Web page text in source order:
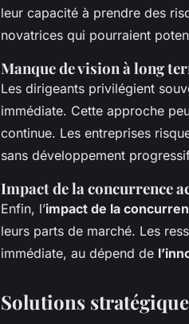
leur capacité à prendre des
novatrices qui pourraient
Manque de vision à long
Les dirigeants privilégient
immédiate. Cette approche
continue. Les entreprises
sans développement
Impact de la concurrence
Enfin, l’impact de la
leurs parts de marché. Les
immédiate, au dépend de
Solutions